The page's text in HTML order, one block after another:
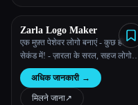
Esc
Zarla Logo Maker
एक मुफ़्त पेशेवर लोगो बनाएं - कुछ ही
सेकंड में! - ज़ारला के सरल, सहज लोगो
निर्माता के साथ किसी भी व्यवसाय या ब्रांड
के लिए।अधिक जानकारी →
मिलने जाना↗︎